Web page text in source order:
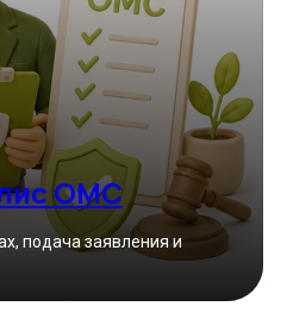
ОМС
подача заявления и